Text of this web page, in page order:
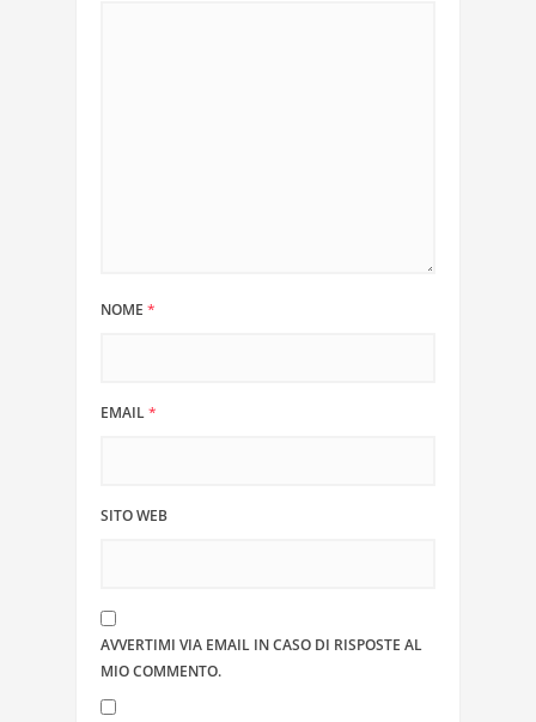
NOME *
EMAIL*
SITO WEB
AVVERTIMI VIA EMAIL IN CASO DI RISPOSTE AL
MIO COMMENTO.